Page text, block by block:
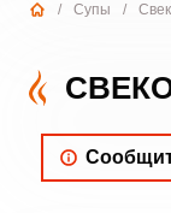
/ Супы /